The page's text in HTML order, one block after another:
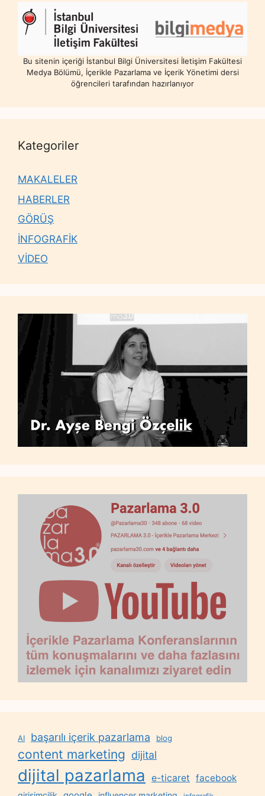
Bu sitenin içeriği İstanbul Bilgi Üniversitesi İletişim Fakültesi
Medya Bölümü, İçerikle Pazarlama ve İçerik Yönetimi dersi
öğrencileri tarafından hazırlanıyor
Kategoriler
MAKALELER
HABERLER
GÖRÜŞ
İNFOGRAFİK
VİDEO
AI başarılı içerik pazarlama blog
content marketing dijital
dijital pazarlama e-ticaret facebook